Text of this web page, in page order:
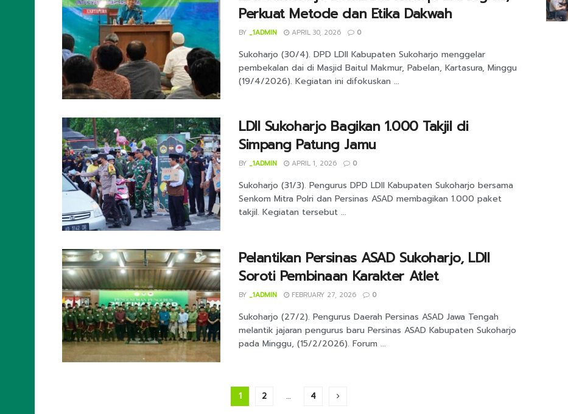
Perkuat Metode dan Etika Dakwah
BY _1ADMIN APRIL 30, 2026 0
Sukoharjo (30/4). DPD LDII Kabupaten Sukoharjo menggelar
pembekalan dai di Masjid Baitul Makmur, Pabelan, Kartasura, Minggu
(19/4/2026). Kegiatan ini difokuskan ...
LDII Sukoharjo Bagikan 1.000 Takjil di
Simpang Patung Jamu
BY _1ADMIN APRIL 1, 2026 0
Sukoharjo (31/3). Pengurus DPD LDII Kabupaten Sukoharjo bersama
Senkom Mitra Polri dan Persinas ASAD membagikan 1.000 paket
takjil. Kegiatan tersebut ...
Pelantikan Persinas ASAD Sukoharjo, LDII
Soroti Pembinaan Karakter Atlet
BY _1ADMIN FEBRUARY 27, 2026 0
Sukoharjo (27/2). Pengurus Daerah Persinas ASAD Jawa Tengah
melantik jajaran pengurus baru Persinas ASAD Kabupaten Sukoharjo
pada Minggu, (15/2/2026). Forum ...
1 2 … 4